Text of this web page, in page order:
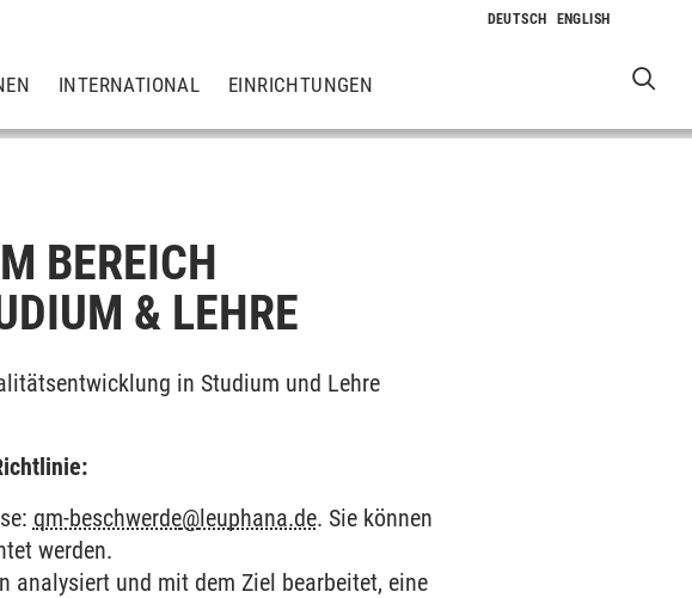
INTERNATIONAL EINRICHTUNGEN
BEREICH
& LEHRE
in Studium und Lehre
qm-beschwerde@leuphana.de. Sie können
werden.
analysiert und mit dem Ziel bearbeitet, eine